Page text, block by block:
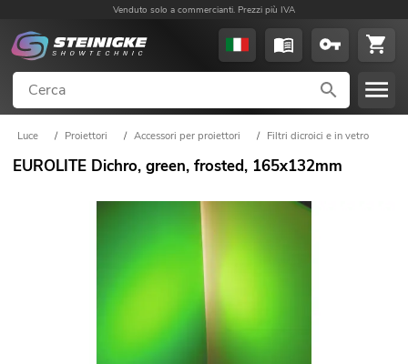
Venduto solo a commercianti. Prezzi più IVA
Luce / Proiettori / Accessori per proiettori / Filtri dicroici e in vetro
EUROLITE Dichro, green, frosted, 165x132mm